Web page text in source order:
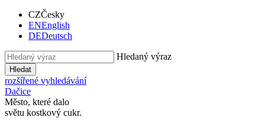
CZČesky
ENEnglish
DEDeutsch
Hledaný výraz
Hledat
rozšířené vyhledávání
Dačice
Město, které dalo
světu kostkový cukr.